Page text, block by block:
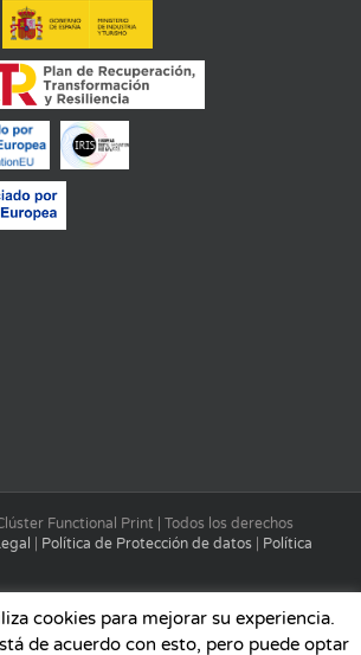
Functional Print | Todos los derechos
Política de Protección de datos
Política
cookies para mejorar su experiencia.
de acuerdo con esto, pero puede optar